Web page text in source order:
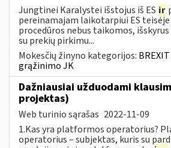
Jungtinei Karalystei išstojus iš ES ir
pereinamajam laikotarpiui ES
procedūros nebus taikomos,
su prekių pirkimu...
Mokesčių žinyno kategorijos:
grąžinimo JK
Dažniausiai užduodami
projektas)
Web turinio sąrašas 2022-11-09
1.Kas yra platformos operatorius?
operatorius – subjektas, kuris su